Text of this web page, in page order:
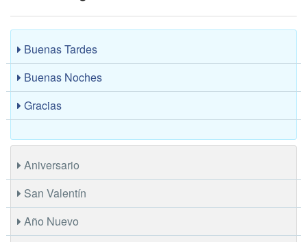
Buenas Tardes
Buenas Noches
Gracias
Aniversario
San Valentín
Año Nuevo